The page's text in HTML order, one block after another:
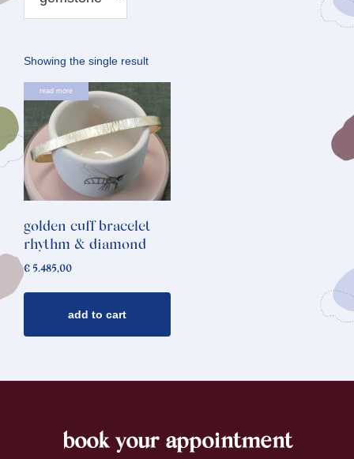
Showing the single result
read more
golden cuff bracelet
rhythm & diamond
€ 5.485,00
add to cart
book your appointment